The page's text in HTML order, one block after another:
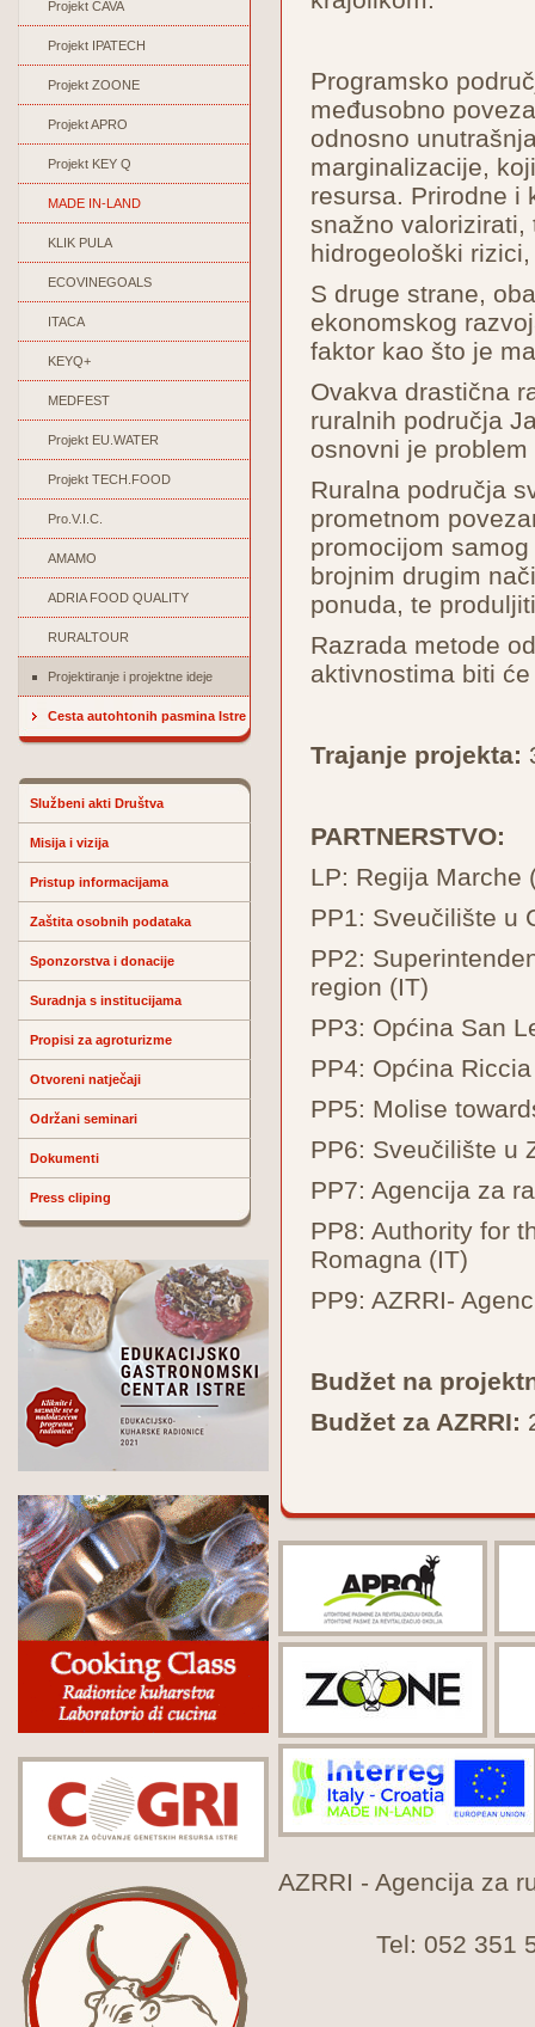
Projekt CAVA
Projekt IPATECH
Projekt ZOONE
Projekt APRO
Projekt KEY Q
MADE IN-LAND
KLIK PULA
ECOVINEGOALS
ITACA
KEYQ+
MEDFEST
Projekt EU.WATER
Projekt TECH.FOOD
Pro.V.I.C.
AMAMO
ADRIA FOOD QUALITY
RURALTOUR
Projektiranje i projektne ideje
Cesta autohtonih pasmina Istre
Službeni akti Društva
Misija i vizija
Pristup informacijama
Zaštita osobnih podataka
Sponzorstva i donacije
Suradnja s institucijama
Propisi za agroturizme
Otvoreni natječaji
Održani seminari
Dokumenti
Press cliping
Programsko
međusobno
odnosno
marginalizacije,
resursa. Prirodne i
snažno valorizirati,
hidrogeološki
S druge strane,
ekonomskog
faktor kao što je
Ovakva drastična
ruralnih područja
osnovni je
Ruralna područja
prometnom
promocijom
brojnim drugim
ponuda, te
Razrada metode
aktivnostima biti
Trajanje projekta:
PARTNERSTVO:
LP: Regija Marche
PP1: Sveučilište u
PP2:
region (IT)
PP3: Općina San
PP4: Općina
PP5: Molise
PP6: Sveučilište u
PP7: Agencija za
PP8: Authority for
Romagna (IT)
PP9: AZRRI-
Budžet na
Budžet za AZRRI:
AZRRI - Agencija za
Tel: 052 351